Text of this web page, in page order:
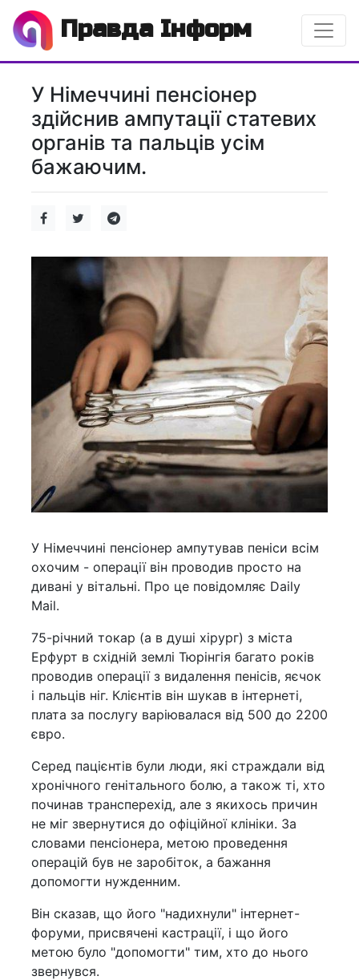
Правда Інформ
У Німеччині пенсіонер
здійснив ампутації статевих
органів та пальців усім
бажаючим.
У Німеччині пенсіонер ампутував пеніси всім
охочим - операції він проводив просто на
дивані у вітальні. Про це повідомляє Daily
Mail.
75-річний токар (а в душі хірург) з міста
Ерфурт в східній землі Тюрінгія багато років
проводив операції з видалення пенісів, яєчок
і пальців ніг. Клієнтів він шукав в інтернеті,
плата за послугу варіювалася від 500 до 2200
євро.
Серед пацієнтів були люди, які страждали від
хронічного генітального болю, а також ті, хто
починав трансперехід, але з якихось причин
не міг звернутися до офіційної клініки. За
словами пенсіонера, метою проведення
операцій був не заробіток, а бажання
допомогти нужденним.
Він сказав, що його "надихнули" інтернет-
форуми, присвячені кастрації, і що його
метою було "допомогти" тим, хто до нього
звернувся.